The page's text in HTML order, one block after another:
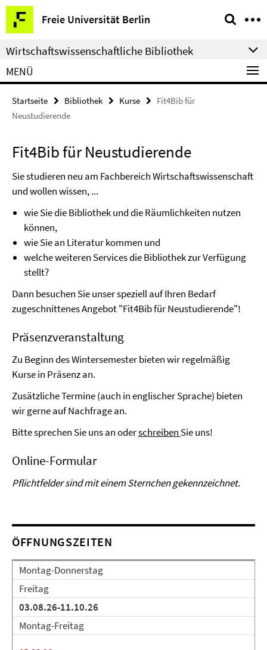
Springe
direkt
zu
Inhalt
Freie Universität Berlin
Service-
Navigation
Wirtschaftswissenschaftliche Bibliothek
MENÜ
Startseite Bibliothek Kurse
Fit4Bib für
Neustudierende
Fit4Bib für Neustudierende
Sie studieren neu am Fachbereich Wirtschaftswissenschaft
und wollen wissen, ...
wie Sie die Bibliothek und die Räumlichkeiten nutzen
können,
wie Sie an Literatur kommen und
welche weiteren Services die Bibliothek zur Verfügung
stellt?
Dann besuchen Sie unser speziell auf Ihren Bedarf
zugeschnittenes Angebot "Fit4Bib für Neustudierende"!
Präsenzveranstaltung
Zu Beginn des Wintersemester bieten wir regelmäßig
Kurse in Präsenz an.
Zusätzliche Termine (auch in englischer Sprache) bieten
wir gerne auf Nachfrage an.
Bitte sprechen Sie uns an oderschreiben Sie uns!
Online-Formular
Pflichtfelder sind mit einem Sternchen gekennzeichnet.
ÖFFNUNGSZEITEN
Montag-Donnerstag
Freitag
03.08.26-11.10.26
Montag-Freitag